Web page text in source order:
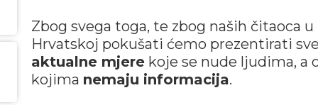
Zbog svega toga, te zbog naših čitaoca u
Hrvatskoj pokušati ćemo prezentirati
aktualne mjerekoje se nude ljudima, a
kojima nemaju informacija.